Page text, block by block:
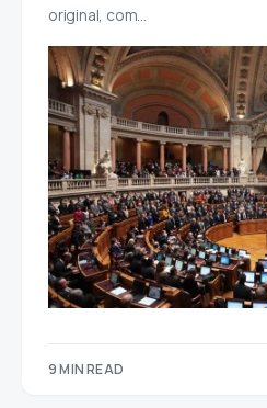
original, com…
9 MIN READ